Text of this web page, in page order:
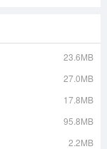
23.6MB
27.0MB
17.8MB
95.8MB
2.2MB